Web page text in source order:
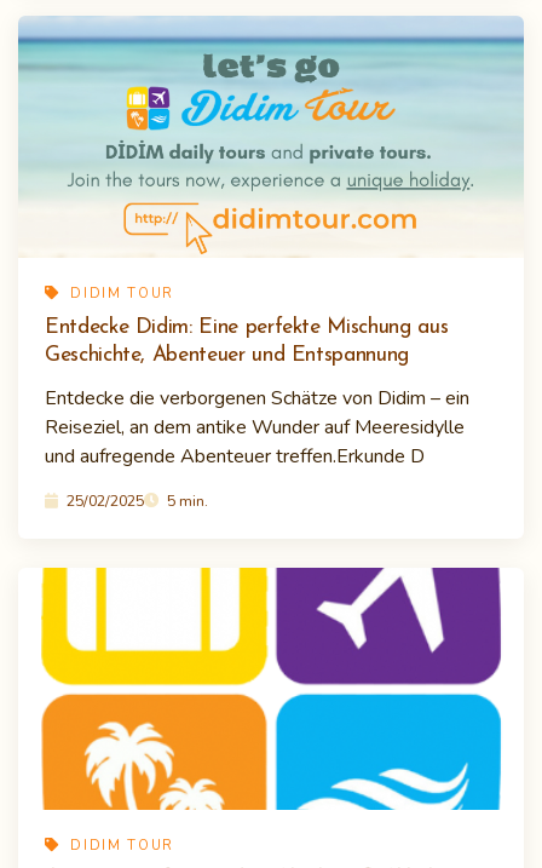
DIDIM TOUR
Entdecke Didim: Eine perfekte Mischung aus
Geschichte, Abenteuer und Entspannung
Entdecke die verborgenen Schätze von Didim – ein
Reiseziel, an dem antike Wunder auf Meeresidylle
und aufregende Abenteuer treffen.Erkunde D
25/02/2025 5 min.
DIDIM TOUR